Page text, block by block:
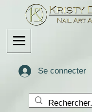
Se connecter